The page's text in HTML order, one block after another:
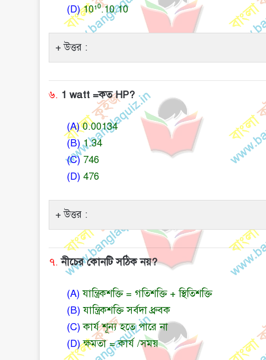
(D)10¹⁰.10.10
উত্তর :
৬. 1 watt =কত HP?
(A)0.00134
(B)1.34
(C) 746
(D) 476
উত্তর :
৭. নীচের কোনটি সঠিক নয়?
(A)যান্ত্রিকশক্তি = গতিশক্তি + স্থিতিশক্তি
(B)যান্ত্রিকশক্তি সর্বদা ধ্রুবক
(C)কার্য শূন্য হতে পারে না
(D)ক্ষমতা = কার্য /সময়